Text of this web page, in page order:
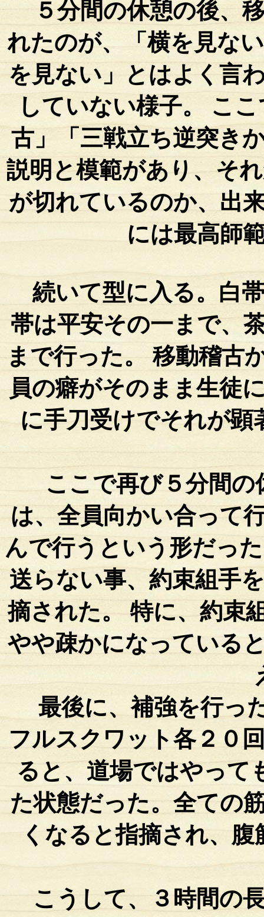
５分間の休憩の後、
れたのが、「横を見な
を見ない」とはよく言
していない様子。 こ
古」「三戦立ち逆突き
説明と模範があり、そ
が切れているのか、出
には最高師
続いて型に入る。白
帯は平安その一まで、
まで行った。 移動稽古
員の癖がそのまま生徒
に手刀受けでそれが
ここで再び５分間の
は、全員向かい合って
んで行うという形だっ
送らない事、約束組手
摘された。 特に、約束
やや疎かになっている
最後に、補強を行っ
フルスクワット各２０
ると、道場ではやって
た状態だった。全ての
くなると指摘され、
こうして、３時間の